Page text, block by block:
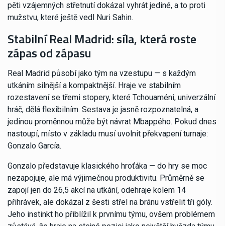
pěti vzájemných střetnutí dokázal vyhrát jediné, a to proti
mužstvu, které ještě vedl Nuri Sahin.
Stabilní Real Madrid: síla, která roste
zápas od zápasu
Real Madrid působí jako tým na vzestupu — s každým
utkáním silnější a kompaktnější. Hraje ve stabilním
rozestavení se třemi stopery, které Tchouaméni, univerzální
hráč, dělá flexibilním. Sestava je jasně rozpoznatelná, a
jedinou proměnnou může být návrat Mbappého. Pokud dnes
nastoupí, místo v základu musí uvolnit překvapení turnaje:
Gonzalo García.
Gonzalo představuje klasického hroťáka — do hry se moc
nezapojuje, ale má výjimečnou produktivitu. Průměrně se
zapojí jen do 26,5 akcí na utkání, odehraje kolem 14
přihrávek, ale dokázal z šesti střel na bránu vstřelit tři góly.
Jeho instinkt ho přiblížil k prvnímu týmu, ovšem problémem